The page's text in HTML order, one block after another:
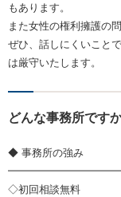
もあります。
また女性の権利擁護の
ぜひ、話しにくいこと
は厳守いたします。
どんな事務所です
◆ 事務所の強み
◇初回相談無料